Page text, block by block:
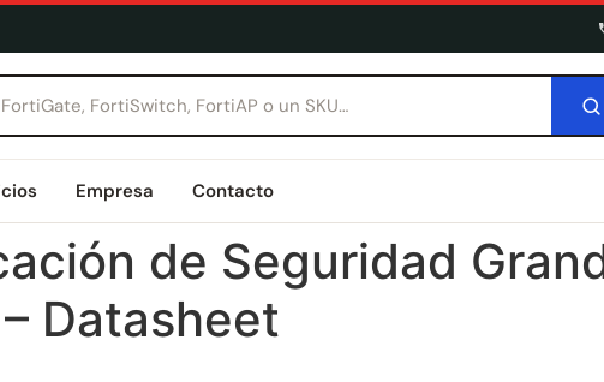
Empresa Contacto
de Seguridad
Datasheet